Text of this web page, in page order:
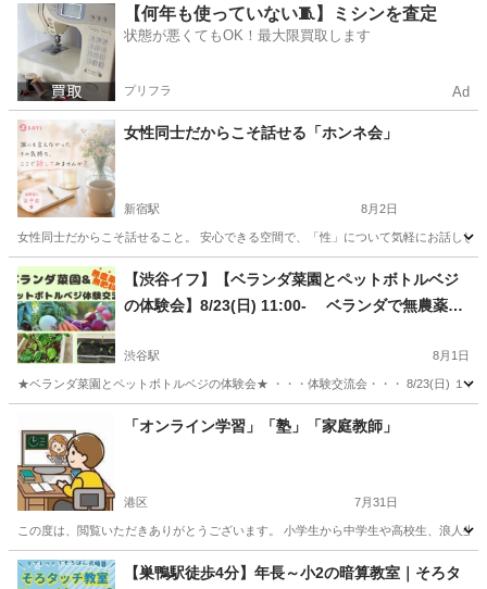
東京 千代田区 その他
【何年も使っていない🧵】ミシンを査定
状態が悪くてもOK！最大限買取します
プリフラ Ad
女性同士だからこそ話せる「ホンネ会」
新宿駅 8月2日
女性同士だからこそ話せること。 安心できる空間で、「性」について気軽にお話し
東京 新宿区 新宿駅 その他 シングルマザー
【渋谷イフ】【ベランダ菜園とペットボトルベジ
の体験会】8/23(日) 11:00- ベランダで無農薬、
培で自給自足
渋谷駅 8月1日
★ベランダ菜園とペットボトルベジの体験会★ ・・・体験交流会・・・ 8/23(日) １
渋谷駅 その他 ドリンク
「オンライン学習」「塾」「家庭教師」
港区 7月31日
この度は、閲覧いただきありがとうございます。 小学生から中学生や高校生、浪人
東京 港区 その他
【巣鴨駅徒歩4分】年長～小2の暗算教室｜そろタ